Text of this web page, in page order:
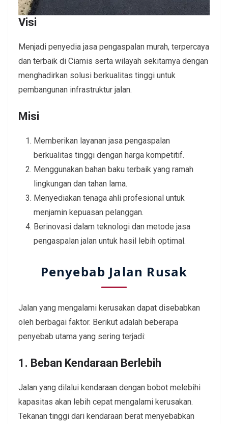
Visi
Menjadi penyedia jasa pengaspalan murah, terpercaya
dan terbaik di Ciamis serta wilayah sekitarnya dengan
menghadirkan solusi berkualitas tinggi untuk
pembangunan infrastruktur jalan.
Misi
Memberikan layanan jasa pengaspalan
berkualitas tinggi dengan harga kompetitif.
Menggunakan bahan baku terbaik yang ramah
lingkungan dan tahan lama.
Menyediakan tenaga ahli profesional untuk
menjamin kepuasan pelanggan.
Berinovasi dalam teknologi dan metode jasa
pengaspalan jalan untuk hasil lebih optimal.
Penyebab Jalan Rusak
Jalan yang mengalami kerusakan dapat disebabkan
oleh berbagai faktor. Berikut adalah beberapa
penyebab utama yang sering terjadi:
1. Beban Kendaraan Berlebih
Jalan yang dilalui kendaraan dengan bobot melebihi
kapasitas akan lebih cepat mengalami kerusakan.
Tekanan tinggi dari kendaraan berat menyebabkan